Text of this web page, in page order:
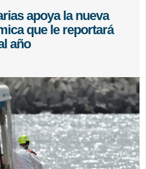
apoya la nueva
que le reportará
año